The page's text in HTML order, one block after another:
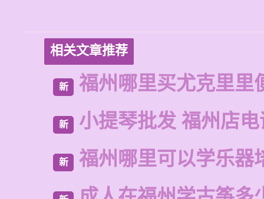
相关文章推荐
新 福州哪里买尤克里里
新 小提琴批发 福州店
新 福州哪里可以学乐器